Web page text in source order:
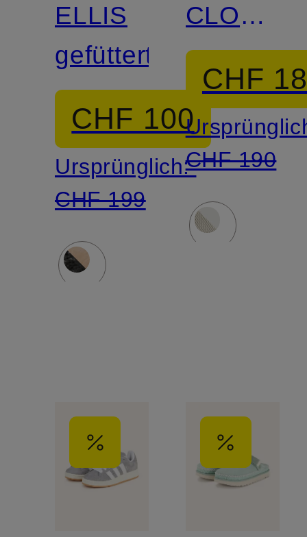
ELLIS
gefüttert
CHF 100
Ursprünglich:
CHF 199
CLOUD
6
CHF
CHF 190